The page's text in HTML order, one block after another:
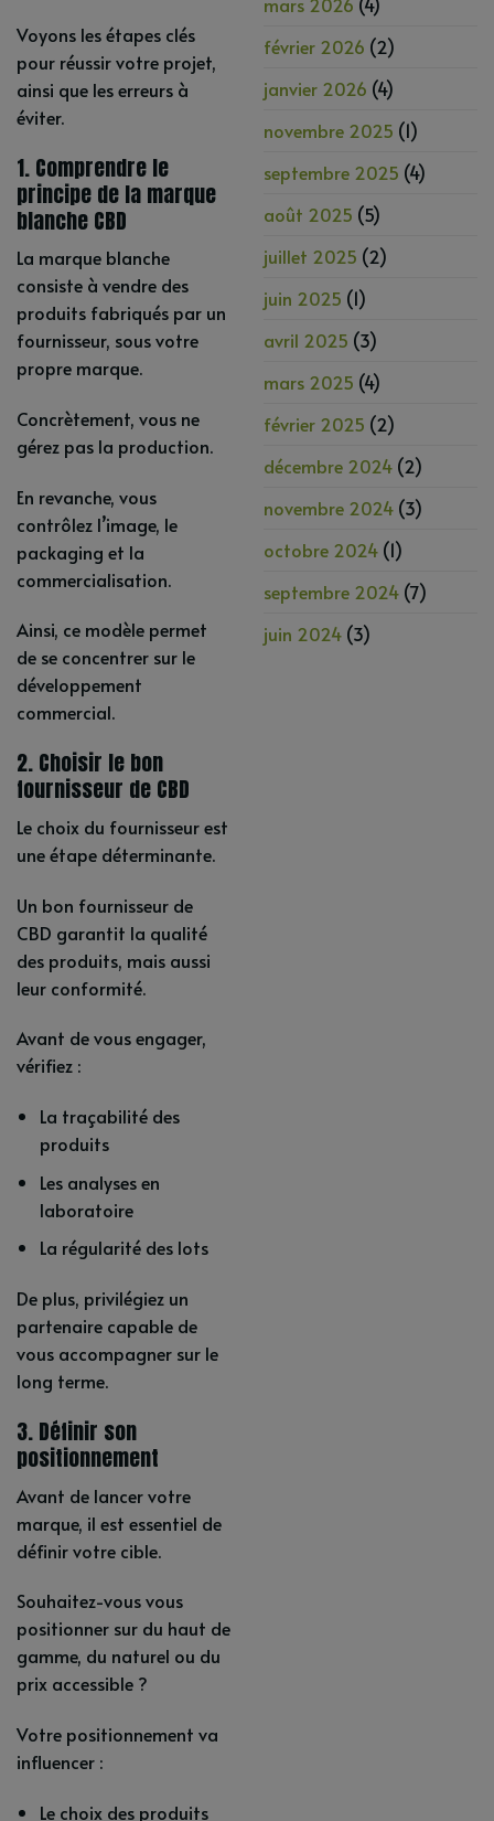
Voyons les étapes clés
pour réussir votre projet,
ainsi que les erreurs à
éviter.
1. Comprendre le
principe de la marque
blanche CBD
La marque blanche
consiste à vendre des
produits fabriqués par un
fournisseur, sous votre
propre marque.
Concrètement, vous ne
gérez pas la production.
En revanche, vous
contrôlez l’image, le
packaging et la
commercialisation.
Ainsi, ce modèle permet
de se concentrer sur le
développement
commercial.
2. Choisir le bon
fournisseur de CBD
Le choix du fournisseur est
une étape déterminante.
Un bon fournisseur de
CBD garantit la qualité
des produits, mais aussi
leur conformité.
Avant de vous engager,
vérifiez :
La traçabilité des
produits
Les analyses en
laboratoire
La régularité des lots
De plus, privilégiez un
partenaire capable de
vous accompagner sur le
long terme.
3. Définir son
positionnement
Avant de lancer votre
marque, il est essentiel de
définir votre cible.
Souhaitez-vous vous
positionner sur du haut de
gamme, du naturel ou du
prix accessible ?
Votre positionnement va
influencer :
Le choix des produits
février 2026 (2)
janvier 2026 (4)
novembre 2025 (1)
septembre 2025 (4)
août 2025 (5)
juillet 2025 (2)
juin 2025 (1)
avril 2025 (3)
mars 2025 (4)
février 2025 (2)
décembre 2024 (2)
novembre 2024 (3)
octobre 2024 (1)
septembre 2024 (7)
juin 2024 (3)